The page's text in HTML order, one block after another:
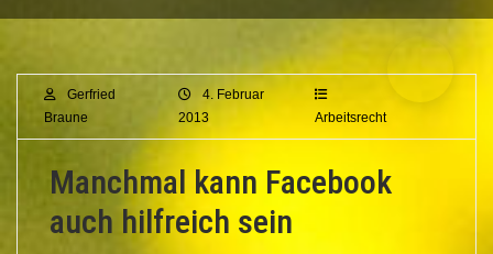
Gerfried
Braune
4. Februar
2013
Arbeitsrecht
Manchmal kann Facebook
auch hilfreich sein